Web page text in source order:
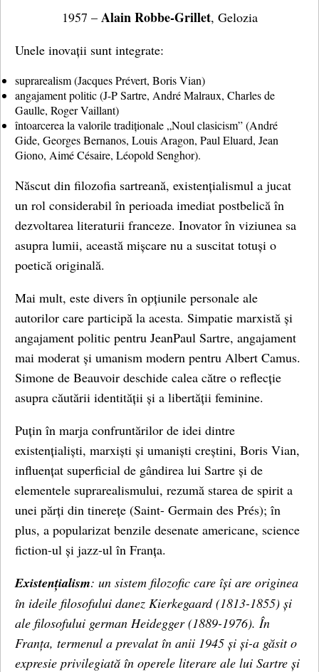
1957 – Alain Robbe-Grillet, Gelozia
Unele inovații sunt integrate:
suprarealism (Jacques Prévert, Boris Vian)
angajament politic (J-P Sartre, André Malraux, Charles de
Gaulle, Roger Vaillant)
întoarcerea la valorile tradiționale „Noul clasicism” (André
Gide, Georges Bernanos, Louis Aragon, Paul Eluard, Jean
Giono, Aimé Césaire, Léopold Senghor).
Născut din filozofia sartreană, existențialismul a jucat
un rol considerabil în perioada imediat postbelică în
dezvoltarea literaturii franceze. Inovator în viziunea sa
asupra lumii, această mișcare nu a suscitat totuși o
poetică originală.
Mai mult, este divers în opțiunile personale ale
autorilor care participă la acesta. Simpatie marxistă și
angajament politic pentru JeanPaul Sartre, angajament
mai moderat și umanism modern pentru Albert Camus.
Simone de Beauvoir deschide calea către o reflecție
asupra căutării identității și a libertății feminine.
Puțin în marja confruntărilor de idei dintre
existențialiști, marxiști și umaniști creștini, Boris Vian,
influențat superficial de gândirea lui Sartre și de
elementele suprarealismului, rezumă starea de spirit a
unei părți din tinerețe (Saint- Germain des Prés); în
plus, a popularizat benzile desenate americane, science
fiction-ul și jazz-ul în Franța.
Existențialism: un sistem filozofic care își are originea
în ideile filosofului danez Kierkegaard (1813-1855) și
ale filosofului german Heidegger (1889-1976). În
Franța, termenul a prevalat în anii 1945 și și-a găsit o
expresie privilegiată în operele literare ale lui Sartre și